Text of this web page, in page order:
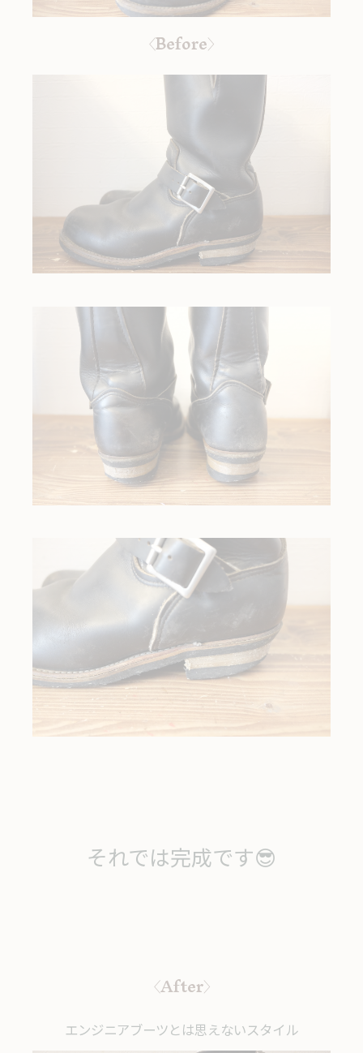
〈Before〉
それでは完成です😎
〈After〉
エンジニアブーツとは思えないスタイル